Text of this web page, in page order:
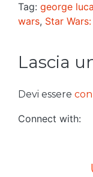
Tag: george
wars, Star
Lascia
Devi essere
Connect with: